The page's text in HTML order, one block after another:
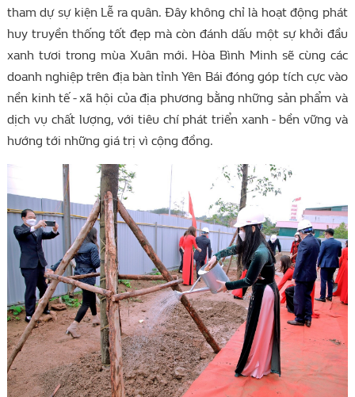
tham dự sự kiện Lễ ra quân. Đây không chỉ là hoạt động phát
huy truyền thống tốt đẹp mà còn đánh dấu một sự khởi đầu
xanh tươi trong mùa Xuân mới. Hòa Bình Minh sẽ cùng các
doanh nghiệp trên địa bàn tỉnh Yên Bái đóng góp tích cực vào
nền kinh tế - xã hội của địa phương bằng những sản phẩm và
dịch vụ chất lượng, với tiêu chí phát triển xanh - bền vững và
hướng tới những giá trị vì cộng đồng.